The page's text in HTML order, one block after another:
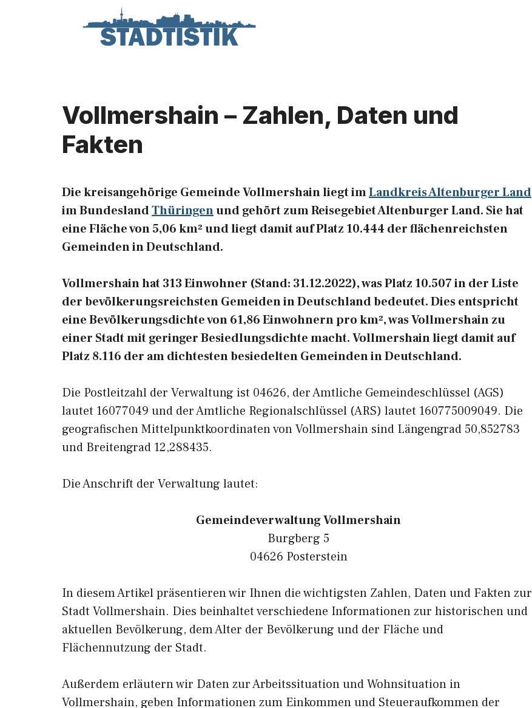
Vollmershain – Zahlen, Daten und
Fakten
Die kreisangehörige Gemeinde Vollmershain liegt imLandkreis Altenburger Land
im BundeslandThüringenund gehört zum Reisegebiet Altenburger Land. Sie hat
eine Fläche von 5,06 km² und liegt damit auf Platz 10.444 der flächenreichsten
Gemeinden in Deutschland.
Vollmershain hat 313 Einwohner (Stand: 31.12.2022), was Platz 10.507 in der Liste
der bevölkerungsreichsten Gemeiden in Deutschland bedeutet. Dies entspricht
eine Bevölkerungsdichte von 61,86 Einwohnern pro km², was Vollmershain zu
einer Stadt mit geringer Besiedlungsdichte macht. Vollmershain liegt damit auf
Platz 8.116 der am dichtesten besiedelten Gemeinden in Deutschland.
Die Postleitzahl der Verwaltung ist 04626, der Amtliche Gemeindeschlüssel (AGS)
lautet 16077049 und der Amtliche Regionalschlüssel (ARS) lautet 160775009049. Die
geografischen Mittelpunktkoordinaten von Vollmershain sind Längengrad 50,852783
und Breitengrad 12,288435.
Die Anschrift der Verwaltung lautet:
Gemeindeverwaltung Vollmershain
Burgberg 5
04626 Posterstein
In diesem Artikel präsentieren wir Ihnen die wichtigsten Zahlen, Daten und Fakten zur
Stadt Vollmershain. Dies beinhaltet verschiedene Informationen zur historischen und
aktuellen Bevölkerung, dem Alter der Bevölkerung und der Fläche und
Flächennutzung der Stadt.
Außerdem erläutern wir Daten zur Arbeitssituation und Wohnsituation in
Vollmershain, geben Informationen zum Einkommen und Steueraufkommen der